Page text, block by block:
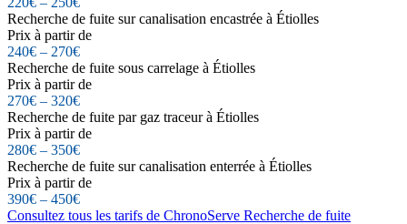
Recherche de fuite sur canalisation encastrée à Étiolles
Prix à partir de
240€ – 270€
Recherche de fuite sous carrelage à Étiolles
Prix à partir de
270€ – 320€
Recherche de fuite par gaz traceur à Étiolles
Prix à partir de
280€ – 350€
Recherche de fuite sur canalisation enterrée à Étiolles
Prix à partir de
390€ – 450€
Consultez tous les tarifs de ChronoServe Recherche de fuite